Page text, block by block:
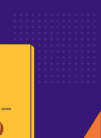
неполадок.